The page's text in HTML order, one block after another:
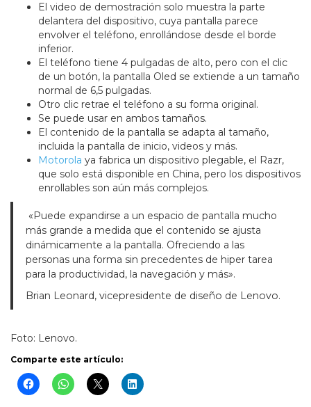
El video de demostración solo muestra la parte
delantera del dispositivo, cuya pantalla parece
envolver el teléfono, enrollándose desde el borde
inferior.
El teléfono tiene 4 pulgadas de alto, pero con el clic
de un botón, la pantalla Oled se extiende a un tamaño
normal de 6,5 pulgadas.
Otro clic retrae el teléfono a su forma original.
Se puede usar en ambos tamaños.
El contenido de la pantalla se adapta al tamaño,
incluida la pantalla de inicio, videos y más.
Motorola ya fabrica un dispositivo plegable, el Razr,
que solo está disponible en China, pero los dispositivos
enrollables son aún más complejos.
«Puede expandirse a un espacio de pantalla mucho
más grande a medida que el contenido se ajusta
dinámicamente a la pantalla. Ofreciendo a las
personas una forma sin precedentes de hiper tarea
para la productividad, la navegación y más».
Brian Leonard, vicepresidente de diseño de Lenovo.
Foto: Lenovo.
Comparte este artículo: